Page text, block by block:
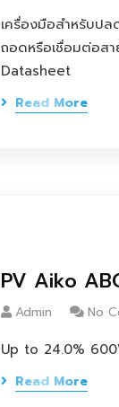
เครื่องมือสำหรับป
ถอดหรือเชื่อมต่อสา
Datasheet
Read More
PV Aiko
Admin No
Up to 24.0%
Read More